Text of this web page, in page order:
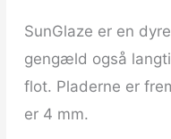
SunGlaze er en
gengæld også
flot. Pladerne er
er 4 mm.